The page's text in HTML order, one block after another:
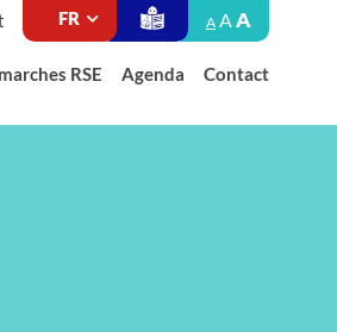
A AA
RSE Agenda Contact